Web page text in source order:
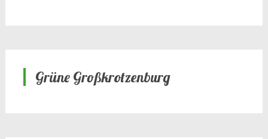
Grüne Großkrotzenburg